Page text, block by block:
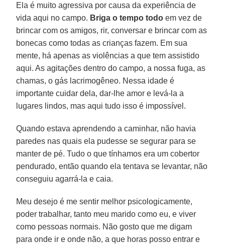
Ela é muito agressiva por causa da experiência de
vida aqui no campo. Briga o tempo todo em vez de
brincar com os amigos, rir, conversar e brincar com as
bonecas como todas as crianças fazem. Em sua
mente, há apenas as violências a que tem assistido
aqui. As agitações dentro do campo, a nossa fuga, as
chamas, o gás lacrimogêneo. Nessa idade é
importante cuidar dela, dar-lhe amor e levá-la a
lugares lindos, mas aqui tudo isso é impossível.
Quando estava aprendendo a caminhar, não havia
paredes nas quais ela pudesse se segurar para se
manter de pé. Tudo o que tínhamos era um cobertor
pendurado, então quando ela tentava se levantar, não
conseguiu agarrá-la e caia.
Meu desejo é me sentir melhor psicologicamente,
poder trabalhar, tanto meu marido como eu, e viver
como pessoas normais. Não gosto que me digam
para onde ir e onde não, a que horas posso entrar e